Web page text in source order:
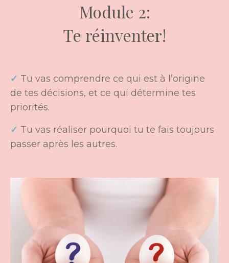
Module 2:
Te réinventer!
✓ Tu vas comprendre ce qui est à l’origine
de tes décisions, et ce qui détermine tes
priorités.
✓ Tu vas réaliser pourquoi tu te fais toujours
passer après les autres.